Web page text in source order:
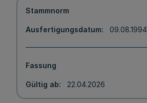
Stammnorm
Ausfertigungsdatum 09.08.1994
Fassung
Gültig ab 22.04.2026